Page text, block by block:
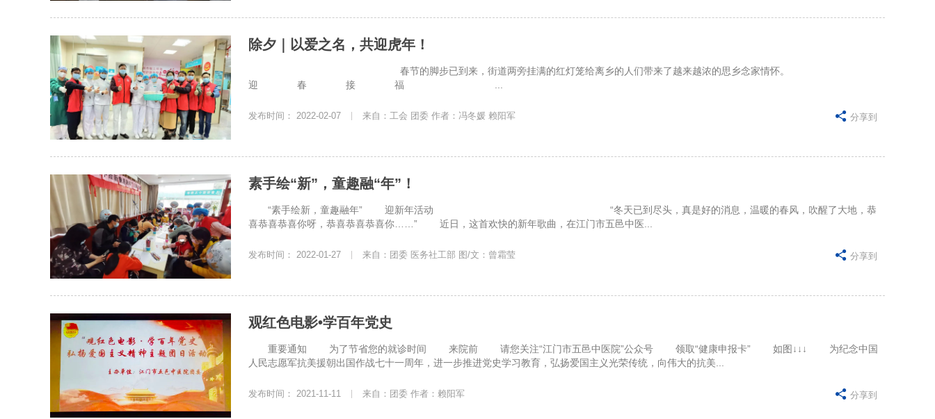
除夕｜以爱之名，共迎虎年！
春节的脚步已到来，街道两旁挂满的红灯笼给离乡的人们带来了越来越浓的思乡念家情怀。
迎 春 接 福 ...
发布时间： 2022-02-07 来自：工会 团委 作者：冯冬媛 赖阳军  分享到
素手绘“新”，童趣融“年”！
“素手绘新，童趣融年” 迎新年活动 “冬天已到尽头，真是好的消息，温暖的春风，吹醒了大地，恭
喜恭喜恭喜你呀，恭喜恭喜恭喜你……” 近日，这首欢快的新年歌曲，在江门市五邑中医...
发布时间： 2022-01-27 来自：团委 医务社工部 图/文：曾霜莹  分享到
观红色电影•学百年党史
重要通知 为了节省您的就诊时间 来院前 请您关注“江门市五邑中医院”公众号 领取“健康申报卡” 如图↓↓↓ 为纪念中国
人民志愿军抗美援朝出国作战七十一周年，进一步推进党史学习教育，弘扬爱国主义光荣传统，向伟大的抗美...
发布时间： 2021-11-11 来自：团委 作者：赖阳军  分享到